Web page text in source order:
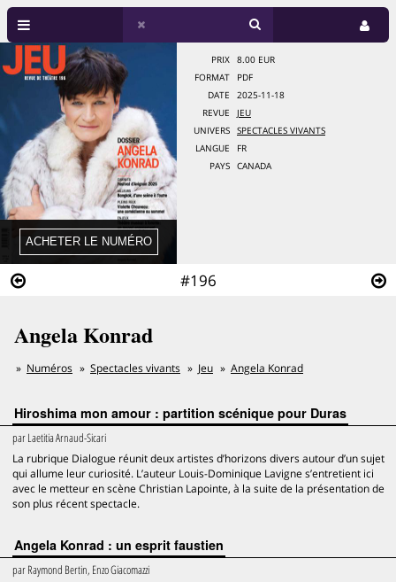
#196
PRIX
8.00 EUR
FORMAT
PDF
DATE
2025-11-18
REVUE
JEU
UNIVERS
SPECTACLES VIVANTS
LANGUE
FR
PAYS
CANADA
Angela Konrad
Numéros Spectacles vivants Jeu Angela Konrad
Hiroshima mon amour : partition scénique pour Duras
parLaetitia Arnaud-Sicari
La rubrique Dialogue réunit deux artistes d’horizons divers autour d’un sujet
qui allume leur curiosité. L’auteur Louis-Dominique Lavigne s’entretient ici
avec le metteur en scène Christian Lapointe, à la suite de la présentation de
son plus récent spectacle.
Angela Konrad : un esprit faustien
parRaymond Bertin, Enzo Giacomazzi